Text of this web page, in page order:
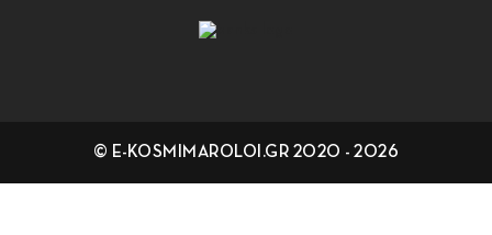
© E-KOSMIMAROLOI.GR 2020 - 2026